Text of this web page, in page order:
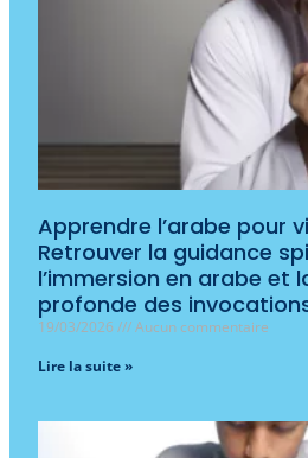
Apprendre l’arabe pour
Retrouver la guidance
l’immersion en arabe et
profonde des
19/03/2026
Aucun commentaire
Lire la suite »